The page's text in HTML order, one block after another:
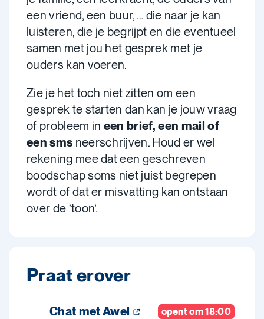
een vriend, een buur, … die naar je kan
luisteren, die je begrijpt en die eventueel
samen met jou het gesprek met je
ouders kan voeren.
Zie je het toch niet zitten om een
gesprek te starten dan kan je jouw vraag
of probleem in een brief, een mail of
een sms neerschrijven. Houd er wel
rekening mee dat een geschreven
boodschap soms niet juist begrepen
wordt of dat er misvatting kan ontstaan
over de ‘toon’.
Praat erover
opent om 18:00
Chat met Awel